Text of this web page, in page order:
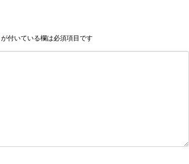
が付いている欄は必須項目です